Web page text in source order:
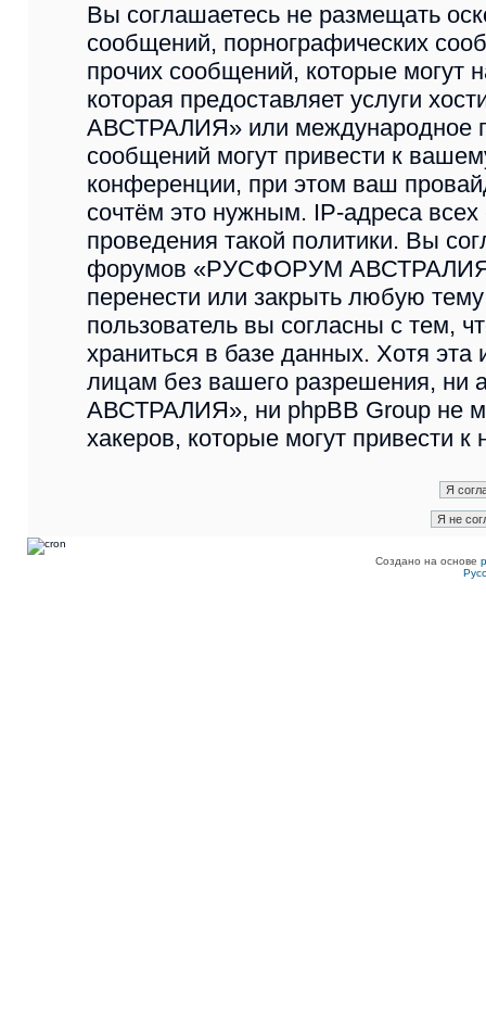
Вы соглашаетесь не размещать
сообщений, порнографических
прочих сообщений, которые могут
которая предоставляет услуги
АВСТРАЛИЯ» или международное
сообщений могут привести к
конференции, при этом ваш
сочтём это нужным. IP-адреса
проведения такой политики. Вы
форумов «РУСФОРУМ АВСТРАЛИЯ»
перенести или закрыть любую
пользователь вы согласны с тем,
храниться в базе данных. Хотя
лицам без вашего разрешения,
АВСТРАЛИЯ», ни phpBB Group не
хакеров, которые могут привести
Создано на основе